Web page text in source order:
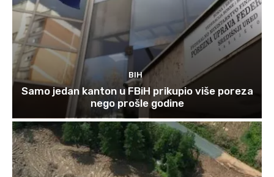
BIH
Samo jedan kanton u FBiH prikupio više poreza
nego prošle godine